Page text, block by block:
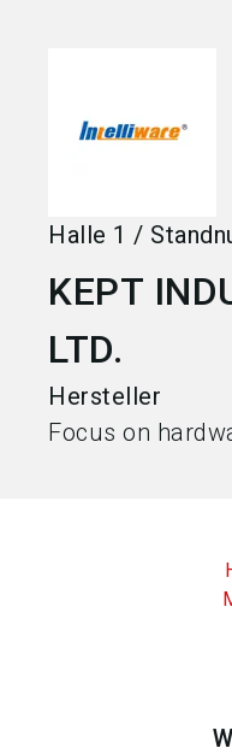
Halle 1 /
KEPT
LTD.
Hersteller
Focus on